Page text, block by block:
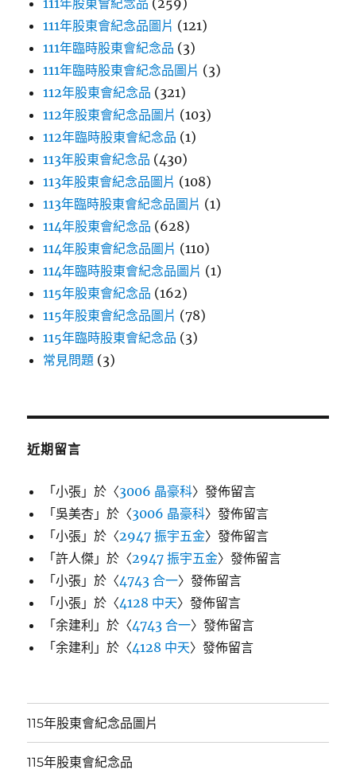
111年股東會紀念品 (259)
111年股東會紀念品圖片 (121)
111年臨時股東會紀念品 (3)
111年臨時股東會紀念品圖片 (3)
112年股東會紀念品 (321)
112年股東會紀念品圖片 (103)
112年臨時股東會紀念品 (1)
113年股東會紀念品 (430)
113年股東會紀念品圖片 (108)
113年臨時股東會紀念品圖片 (1)
114年股東會紀念品 (628)
114年股東會紀念品圖片 (110)
114年臨時股東會紀念品圖片 (1)
115年股東會紀念品 (162)
115年股東會紀念品圖片 (78)
115年臨時股東會紀念品 (3)
常見問題 (3)
近期留言
「小張 」於〈3006 晶豪科〉發佈留言
「吳美杏 」於〈3006 晶豪科〉發佈留言
「小張 」於〈2947 振宇五金〉發佈留言
「許人傑 」於〈2947 振宇五金〉發佈留言
「小張 」於〈4743 合一〉發佈留言
「小張 」於〈4128 中天〉發佈留言
「余建利 」於〈4743 合一〉發佈留言
「余建利 」於〈4128 中天〉發佈留言
115年股東會紀念品圖片
115年股東會紀念品